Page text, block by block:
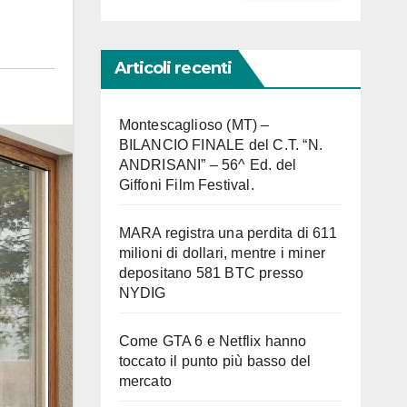
Articoli recenti
Montescaglioso (MT) –
BILANCIO FINALE del C.T. “N.
ANDRISANI” – 56^ Ed. del
Giffoni Film Festival.
MARA registra una perdita di 611
milioni di dollari, mentre i miner
depositano 581 BTC presso
NYDIG
Come GTA 6 e Netflix hanno
toccato il punto più basso del
mercato